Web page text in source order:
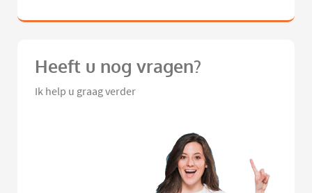
Heeft u nog vragen?
Ik help u graag verder